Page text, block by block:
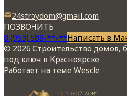
24stroydom@gmail.com
ПОЗВОНИТЬ
8 (953) 588-**-**Написать в
© 2026 Строительство домов,
под ключ в Красноярске
Работает на теме Wescle